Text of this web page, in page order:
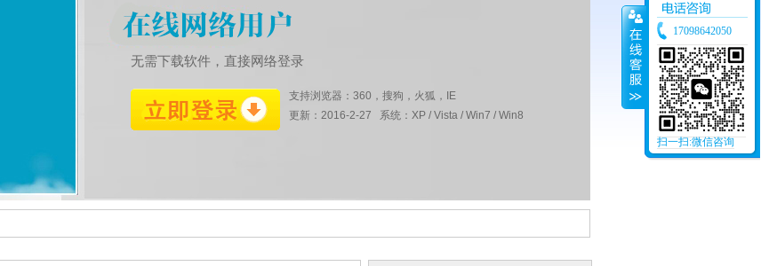
无需下载软件，直接网络登录
支持浏览器：360，搜狗，火狐，IE
更新：2016-2-27 系统：XP / Vista / Win7 / Win8
17098642050
扫一扫:微信咨询